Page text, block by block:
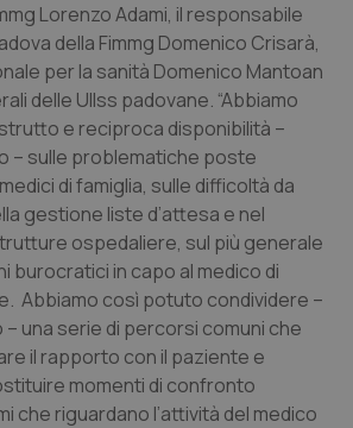
Giulia
& coronaropatie
Lorenzo Adami, il responsabile
della Fimmg Domenico Crisarà,
per la sanità Domenico Mantoan
delle Ullss padovane. “Abbiamo
e reciproca disponibilità –
– sulle problematiche poste
di famiglia, sulle difficoltà da
gestione liste d’attesa e nel
ospedaliere, sul più generale
burocratici in capo al medico di
Abbiamo così potuto condividere –
una serie di percorsi comuni che
il rapporto con il paziente e
momenti di confronto
che riguardano l’attività del medico